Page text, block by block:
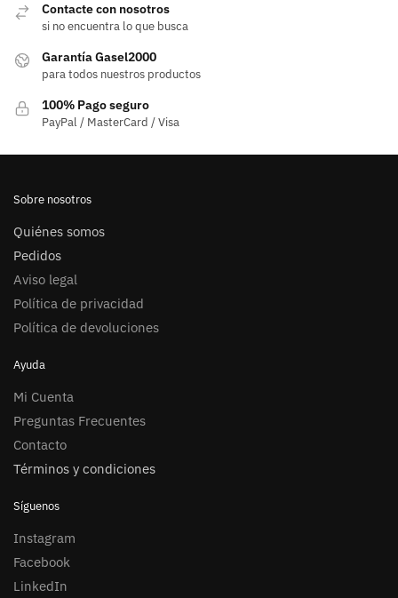
Contacte con nosotros
si no encuentra lo que busca
Garantía Gasel2000
para todos nuestros productos
100% Pago seguro
PayPal / MasterCard / Visa
Sobre nosotros
Quiénes somos
Pedidos
Aviso legal
Política de privacidad
Política de devoluciones
Ayuda
Mi Cuenta
Preguntas Frecuentes
Contacto
Términos y condiciones
Síguenos
Instagram
Facebook
LinkedIn